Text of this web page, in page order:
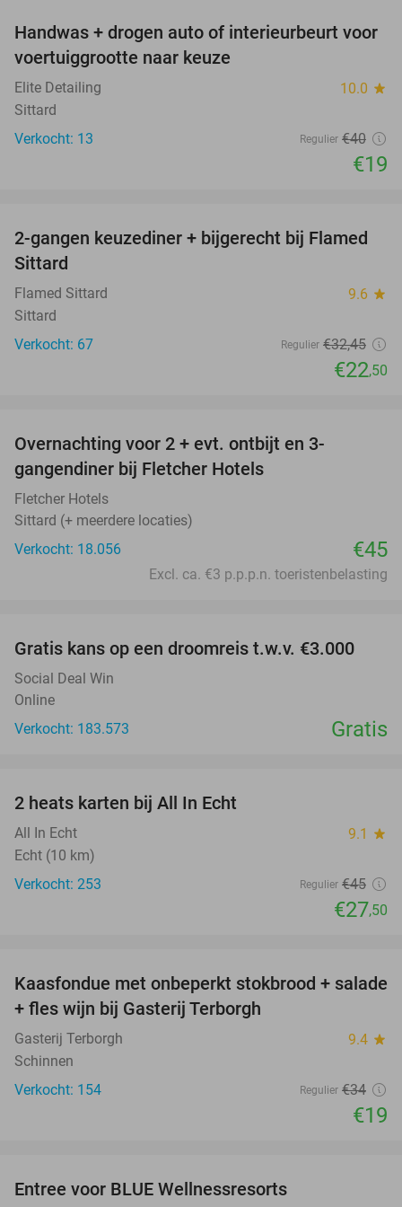
53%
Handwas + drogen auto of interieurbeurt voor
voertuiggrootte naar keuze
Elite Detailing 10.0 star
Sittard
Verkocht: 13
Regulier €40
€19
31%
2-gangen keuzediner + bijgerecht bij Flamed
Sittard
Flamed Sittard 9.6 star
Sittard
Verkocht: 67
Regulier €32,45
€22,50
Overnachting voor 2 + evt. ontbijt en 3-
gangendiner bij Fletcher Hotels
Fletcher Hotels
Sittard (+ meerdere locaties)
Verkocht: 18.056
€45
Excl. ca. €3 p.p.p.n. toeristenbelasting
Gratis kans op een droomreis t.w.v. €3.000
Social Deal Win
Online
Verkocht: 183.573
Gratis
2 heats karten bij All In Echt
All In Echt 9.1 star
Echt (10 km)
Verkocht: 253
Regulier €45
€27,50
44%
Kaasfondue met onbeperkt stokbrood + salade
+ fles wijn bij Gasterij Terborgh
Gasterij Terborgh 9.4 star
Schinnen
Verkocht: 154
Regulier €34
€19
Entree voor BLUE Wellnessresorts